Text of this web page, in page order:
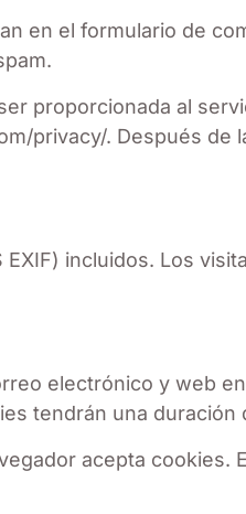
en el formulario de
proporcionada al
privacy/. Después de
incluidos. Los
electrónico y web
tendrán una duración
acepta cookies.